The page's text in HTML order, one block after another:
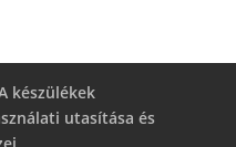
készülékek
utasítása és